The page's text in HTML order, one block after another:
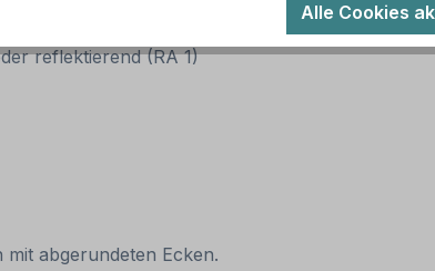
reflektierend (RA 1)
abgerundeten Ecken.
Alle Cookies